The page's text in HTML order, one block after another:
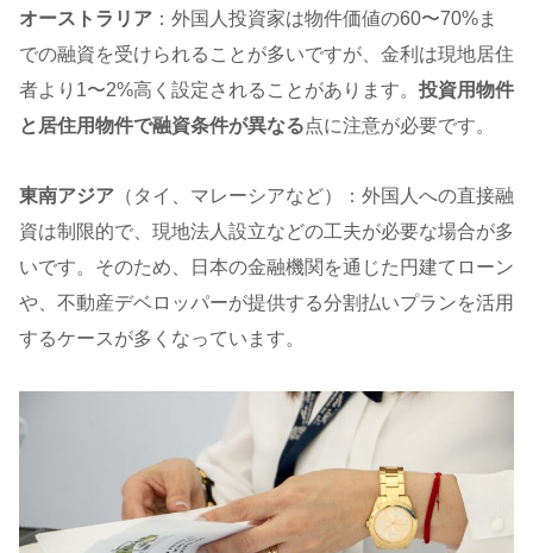
オーストラリア ：外国人投資家は物件価値の60〜70%ま
での融資を受けられることが多いですが、金利は現地居住
者より1〜2%高く設定されることがあります。 投資用物件
と居住用物件で融資条件が異なる点に注意が必要です。
東南アジア （タイ、マレーシアなど）：外国人への直接融
資は制限的で、現地法人設立などの工夫が必要な場合が多
いです。そのため、日本の金融機関を通じた円建てローン
や、不動産デベロッパーが提供する分割払いプランを活用
するケースが多くなっています。